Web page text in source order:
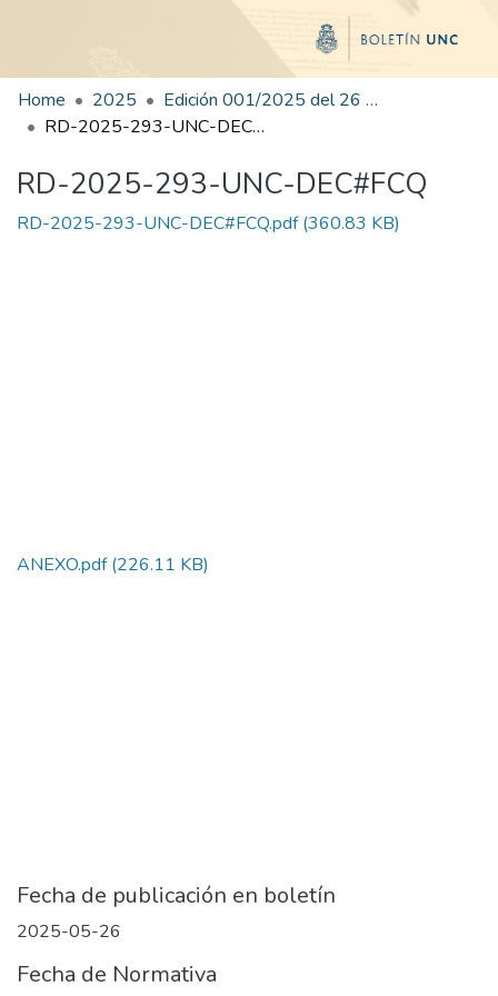
Home 2025
Edición 001/2025 del 26 de mayo de 2025
RD-2025-293-UNC-DEC#FCQ
RD-2025-293-UNC-DEC#FCQ
RD-2025-293-UNC-DEC#FCQ.pdf(360.83 KB)
ANEXO.pdf(226.11 KB)
Fecha de publicación en boletín
2025-05-26
Fecha de Normativa